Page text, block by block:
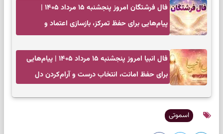
فال فرشتگان امروز پنجشنبه ۱۵ مرداد ۱۴۰۵ |
پیام‌هایی برای حفظ تمرکز، بازسازی اعتماد و
فال انبیا امروز پنجشنبه ۱۵ مرداد ۱۴۰۵ | پیام‌هایی
برای حفظ امانت، انتخاب درست و آرام‌کردن دل
اسموتی